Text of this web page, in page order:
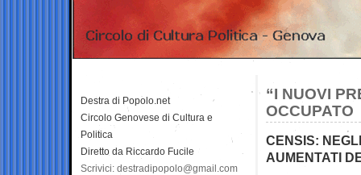
“I NUOVI
OCCUPATO
CENSIS:
AUMENTATI
Destra di Popolo.net
Circolo Genovese di Cultura e
Politica
Diretto da Riccardo Fucile
Scrivici: destradipopolo@gmail.com